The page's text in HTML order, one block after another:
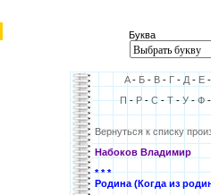
Буква
A- Б - В - Г - Д - Е
П-Р-С-Т-У-Ф
Вернуться к списку
Набоков Владимир
* * *
Родина (Когда из